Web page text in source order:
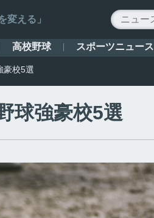
変える」
高校野球 スポーツニュース
豪校5選
球強豪校5選